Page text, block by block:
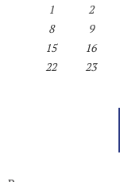
1
2
8
9
15
16
22
23